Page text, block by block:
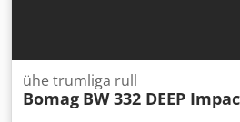
ühe trumliga rull
Bomag BW 332 DEEP